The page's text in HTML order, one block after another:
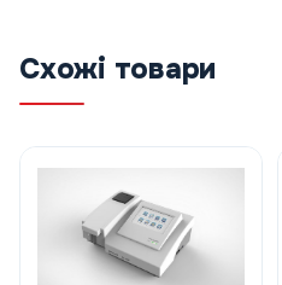
Схожі товари